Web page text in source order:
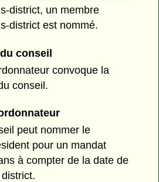
district, un membre
district est nommé.
conseil
convoque la
conseil.
peut nommer le
pour un mandat
à compter de la date de